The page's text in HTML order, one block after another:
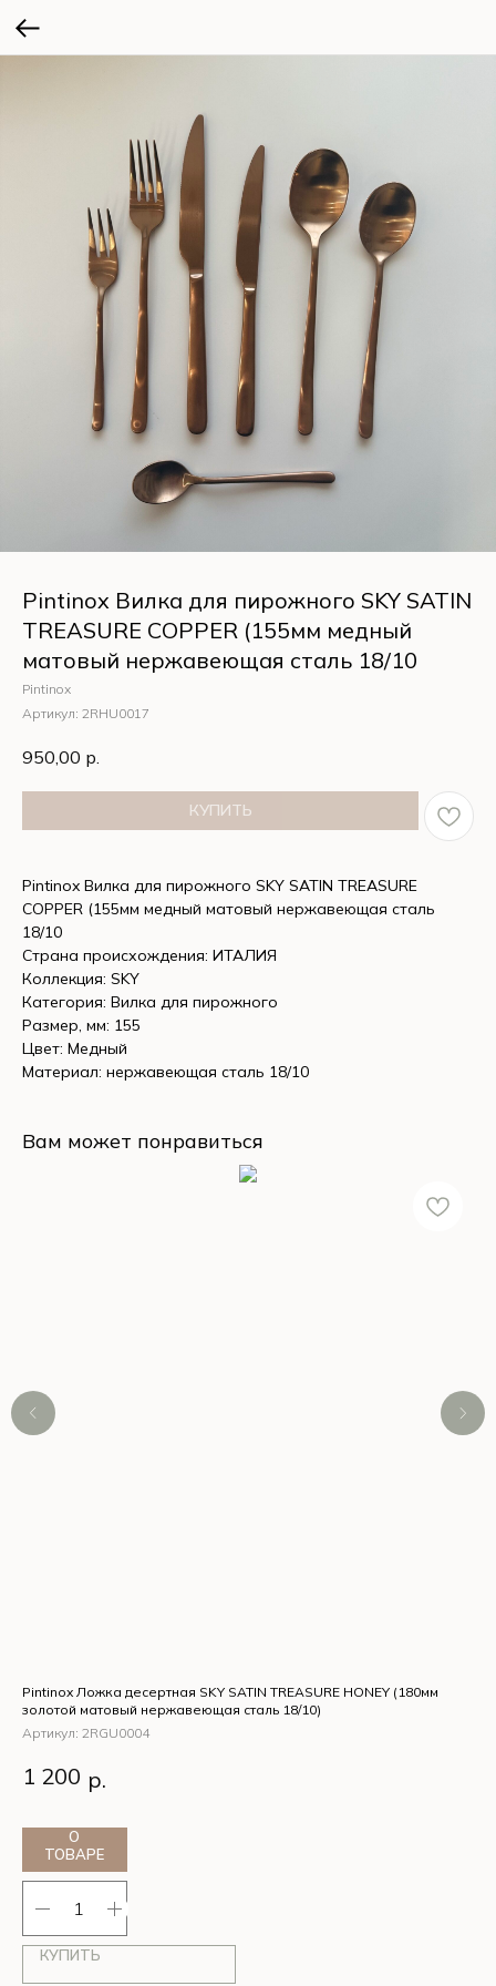
Pintinox Вилка для пирожного SKY SATIN
TREASURE COPPER (155мм медный
матовый нержавеющая сталь 18/10
Pintinox
Артикул: 2RHU0017
950,00 р.
КУПИТЬ
Pintinox Вилка для пирожного SKY SATIN TREASURE
COPPER (155мм медный матовый нержавеющая сталь
18/10
Страна происхождения: ИТАЛИЯ
Коллекция: SKY
Категория: Вилка для пирожного
Размер, мм: 155
Цвет: Медный
Материал: нержавеющая сталь 18/10
Вам может понравиться
Pintinox Ложка десертная SKY SATIN TREASURE HONEY (180мм
золотой матовый нержавеющая сталь 18/10)
Артикул: 2RGU0004
(180мм золотой матовый нержавеющая сталь 18/10)
1 200 р.
О
ТОВАРЕ
КУПИТЬ